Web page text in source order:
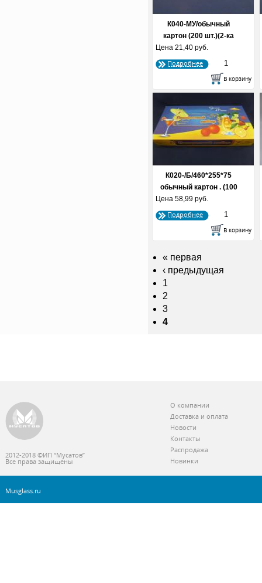
К040-МУ/обычный
картон (200 шт.)(2-ка
узкая)
Цена 21,40 руб.
Подробнее
К020-/Б/460*255*75
обычный картон . (100
шт...
Цена 58,99 руб.
Подробнее
« первая
‹ предыдущая
1
2
3
4
2012-2018 ©ИП “Мусатов”
Все права защищены
О компании
Доставка и оплата
Новости
Контакты
Распродажа
Новинки
Musglass.ru